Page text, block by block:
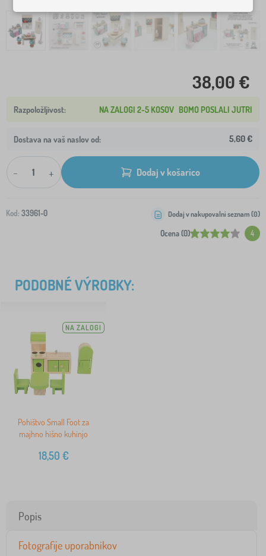
38,00 €
NA ZALOGI 2-5 KOSOV BOMO POSLALI JUTRI
Dostava na vaš naslov od: 5,60 €
- + Dodaj v košarico
Kod: 33961-0
Ocena (0) 4
Dodaj v nakupovalni seznam (0)
PODOBNÉ VÝROBKY:
NA ZALOGI
Pohištvo Small Foot za
majhno hišno kuhinjo
18,50 €
Popis
Fotografije uporabnikov